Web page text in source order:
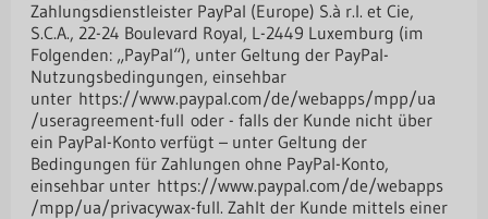
Zahlungsdienstleister PayPal (Europe) S.à r.l. et Cie,
S.C.A., 22-24 Boulevard Royal, L-2449 Luxemburg (im
Folgenden: „PayPal“), unter Geltung der PayPal-
Nutzungsbedingungen, einsehbar
unter https://www.paypal.com/de/webapps/mpp/ua
/useragreement-full oder - falls der Kunde nicht über
ein PayPal-Konto verfügt – unter Geltung der
Bedingungen für Zahlungen ohne PayPal-Konto,
einsehbar unter https://www.paypal.com/de/webapps
/mpp/ua/privacywax-full. Zahlt der Kunde mittels einer